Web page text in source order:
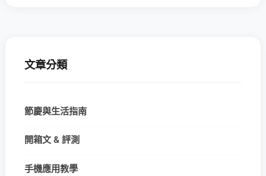
文章分類
節慶與生活指南
開箱文 & 評測
手機應用教學